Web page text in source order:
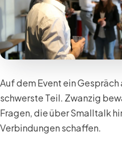
Auf dem Event ein
schwerste Teil. Zwanzig
Fragen, die über Smalltalk
Verbindungen schaffen.